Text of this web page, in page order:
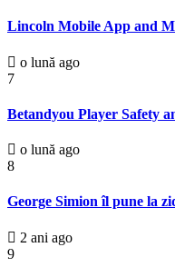
Lincoln Mobile App and
o lună ago
7
Betandyou Player Safety
o lună ago
8
George Simion îl pune la
2 ani ago
9